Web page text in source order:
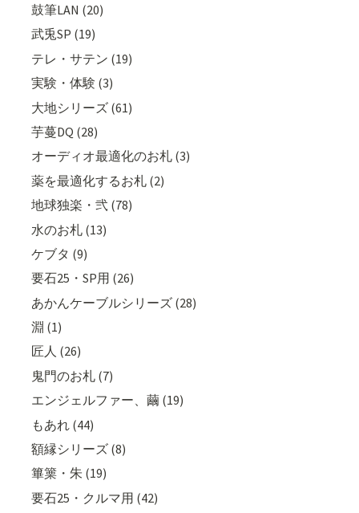
鼓筆LAN (20)
武兎SP (19)
テレ・サテン (19)
実験・体験 (3)
大地シリーズ (61)
芋蔓DQ (28)
オーディオ最適化のお札 (3)
薬を最適化するお札 (2)
地球独楽・弐 (78)
水のお札 (13)
ケブタ (9)
要石25・SP用 (26)
あかんケーブルシリーズ (28)
淵 (1)
匠人 (26)
鬼門のお札 (7)
エンジェルファー、繭 (19)
もあれ (44)
額縁シリーズ (8)
篳篥・朱 (19)
要石25・クルマ用 (42)